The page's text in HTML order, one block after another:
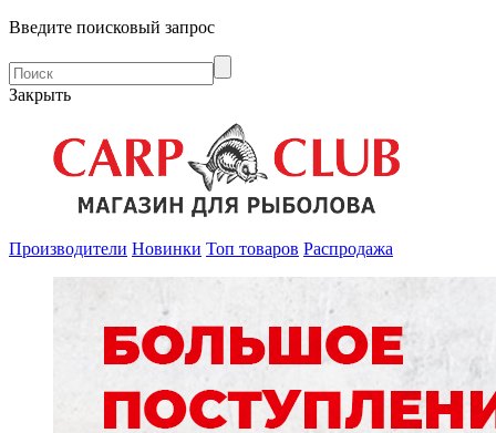
Введите поисковый запрос
Закрыть
Производители Новинки Топ товаров Распродажа